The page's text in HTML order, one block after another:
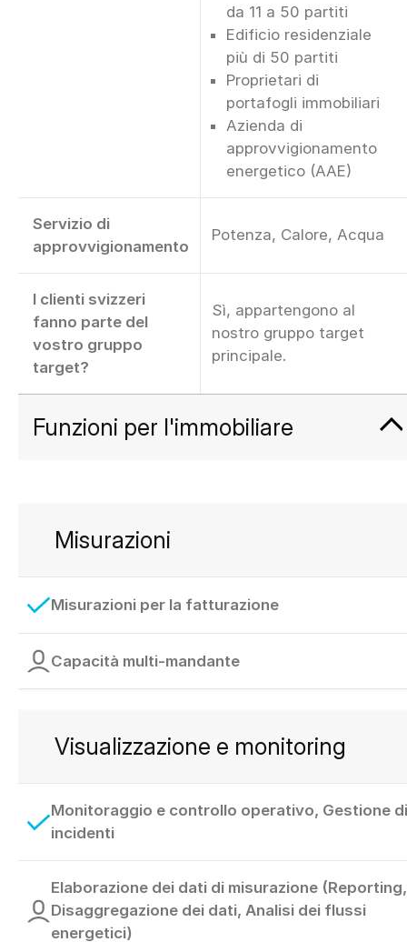
da 11 a 50 partiti
Edificio residenziale
più di 50 partiti
Proprietari di
portafogli immobiliari
Azienda di
approvvigionamento
energetico (AAE)
Servizio di
approvvigionamento
Potenza, Calore, Acqua
I clienti svizzeri
fanno parte del
vostro gruppo
target?
Sì, appartengono al
nostro gruppo target
principale.
Funzioni per l'immobiliare
Misurazioni
Misurazioni per la fatturazione
Capacità multi-mandante
Visualizzazione e monitoring
Monitoraggio e controllo operativo, Gestione di
incidenti
Elaborazione dei dati di misurazione (Reporting,
Disaggregazione dei dati, Analisi dei flussi
energetici)